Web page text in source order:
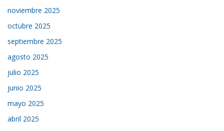
noviembre 2025
octubre 2025
septiembre 2025
agosto 2025
julio 2025
junio 2025
mayo 2025
abril 2025